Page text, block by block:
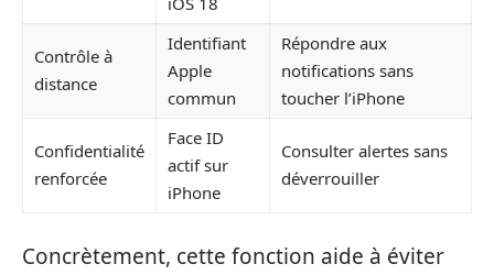
Contrôle à
distance
Identifiant
Apple
commun
Répondre aux
notifications sans
toucher l’iPhone
Confidentialité
renforcée
Face ID
actif sur
iPhone
Consulter alertes sans
déverrouiller
Concrètement, cette fonction aide à éviter